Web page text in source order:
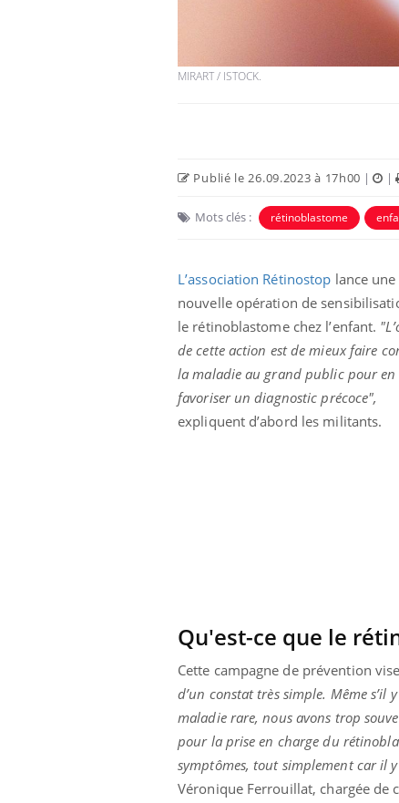
MIRART / ISTOCK.
Publié le 26.09.2023 à 17h00 | |
Mots clés : rétinoblastome
L’association Rétinostop lance une
nouvelle opération de
le rétinoblastome chez l’enfant.
de cette action est de mieux faire
la maladie au grand public pour en
favoriser un diagnostic précoce",
expliquent d’abord les militants.
Qu'est-ce que le
Cette campagne de prévention
d’un constat très simple. Même
maladie rare, nous avons trop
pour la prise en charge du
symptômes, tout simplement car il
Véronique Ferrouillat, chargée de